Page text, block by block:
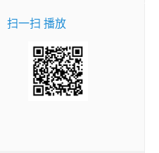
扫一扫 播放